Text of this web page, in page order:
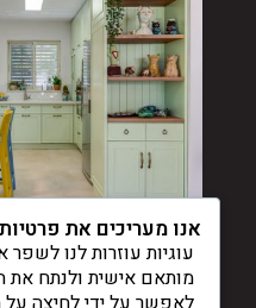
אנו מעריכים את
עוגיות עוזרות לנו
מותאם אישית ולנתח את